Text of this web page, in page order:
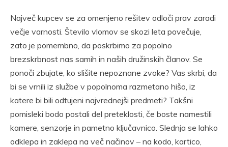
Največ kupcev se za omenjeno rešitev odloči prav zaradi
večje varnosti. Število vlomov se skozi leta povečuje,
zato je pomembno, da poskrbimo za popolno
brezskrbnost nas samih in naših družinskih članov. Se
ponoči zbujate, ko slišite nepoznane zvoke? Vas skrbi, da
bi se vrnili iz službe v popolnoma razmetano hišo, iz
katere bi bili odtujeni najvrednejši predmeti? Takšni
pomisleki bodo postali del preteklosti, če boste namestili
kamere, senzorje in pametno ključavnico. Slednja se lahko
odklepa in zaklepa na več načinov – na kodo, kartico,